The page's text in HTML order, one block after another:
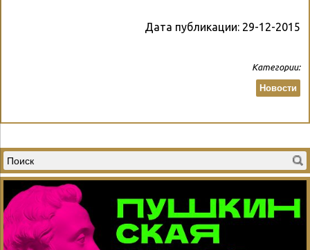
Дата публикации: 29-12-2015
Категории:
Новости